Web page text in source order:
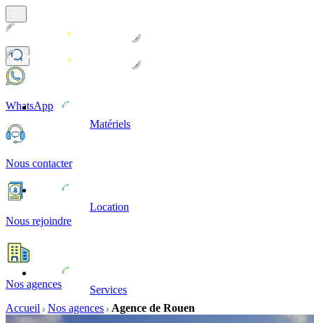
Matériels
Location
Services
WhatsApp
Nous contacter
Nous rejoindre
Nos agences
Accueil
Nos agences Agence de Rouen